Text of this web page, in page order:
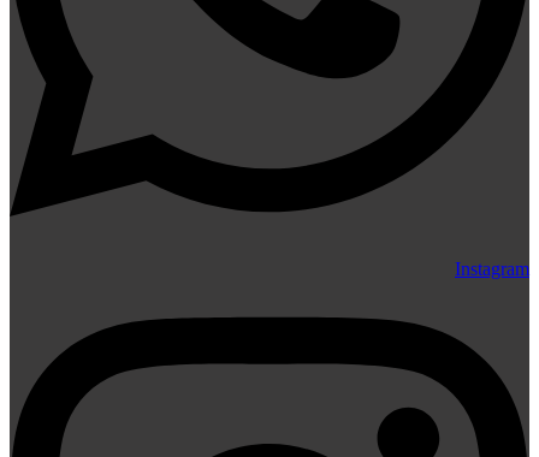
Instagram